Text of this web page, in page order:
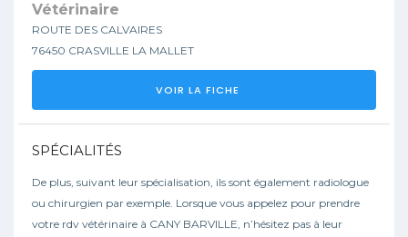
Vétérinaire
ROUTE DES CALVAIRES
76450 CRASVILLE LA MALLET
VOIR LA FICHE
SPÉCIALITÉS
De plus, suivant leur spécialisation, ils sont également radiologue
ou chirurgien par exemple. Lorsque vous appelez pour prendre
votre rdv vétérinaire à CANY BARVILLE, n’hésitez pas à leur